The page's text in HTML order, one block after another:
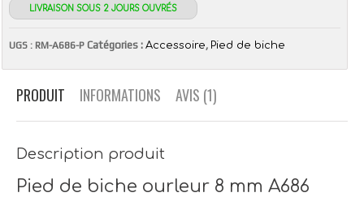
LIVRAISON SOUS 2 JOURS OUVRÉS
UGS : RM-A686-P Catégories : Accessoire, Pied de biche
PRODUIT INFORMATIONS AVIS (1)
Description produit
Pied de biche ourleur 8 mm A686